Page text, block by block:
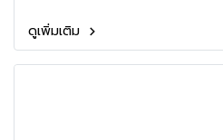
ดูเพิ่มเติม